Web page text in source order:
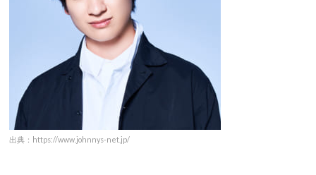
出典：https://www.johnnys-net.jp/